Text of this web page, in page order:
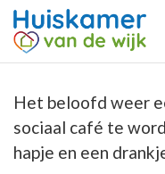
Het beloofd weer
sociaal café te
hapje en een